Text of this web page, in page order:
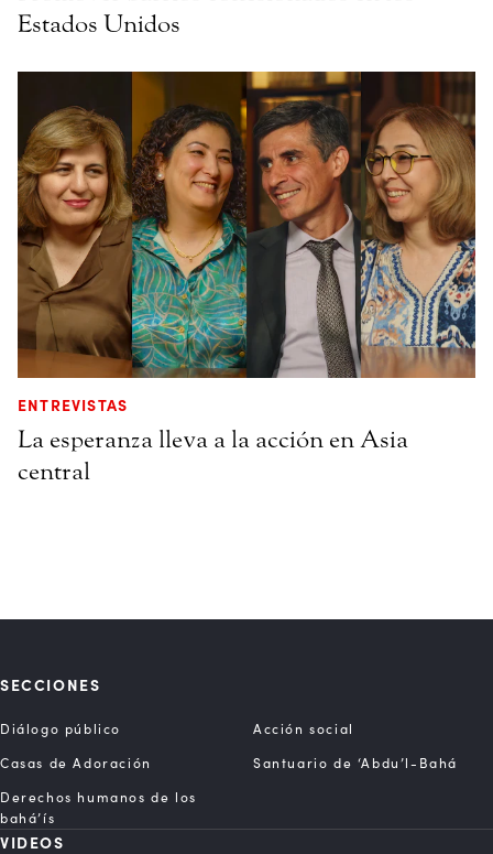
Estados Unidos
ENTREVISTAS
La esperanza lleva a la acción en Asia
central
SECCIONES
Diálogo público
Acción social
Casas de Adoración
Santuario de ‘Abdu’l-Bahá
Derechos humanos de los
bahá’ís
VIDEOS